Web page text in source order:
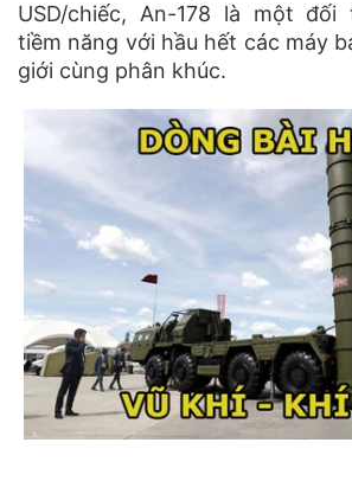
USD/chiếc, An-178 là một
tiềm năng với hầu hết các máy
giới cùng phân khúc.